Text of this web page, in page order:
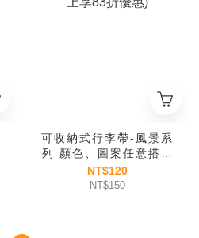
可收納式行李帶-風景系
列 顏色、圖案任意搭配
(2件以上享83折優惠)
NT$120
NT$150